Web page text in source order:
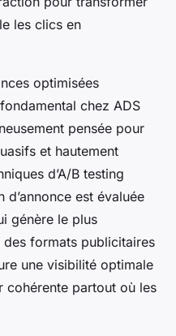
les clics en
optimisées
chez ADS
pensée pour
et hautement
d’A/B testing
est évaluée
génère le plus
des formats publicitaires
une visibilité optimale
cohérente partout où les